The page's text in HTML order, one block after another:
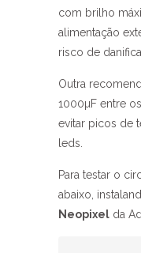
com brilho
alimentação
risco de
Outra
1000µF entre
evitar picos de
leds.
Para testar o
abaixo,
Neopixel da